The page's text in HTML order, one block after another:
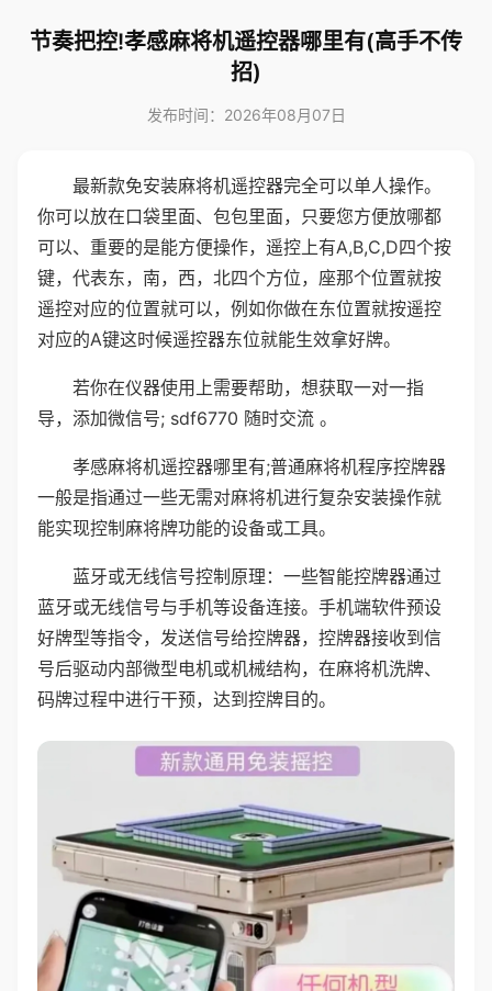
节奏把控!孝感麻将机遥控器哪里有(高手不传
招)
发布时间：2026年08月07日
最新款免安装麻将机遥控器完全可以单人操作。
你可以放在口袋里面、包包里面，只要您方便放哪都
可以、重要的是能方便操作，遥控上有A,B,C,D四个按
键，代表东，南，西，北四个方位，座那个位置就按
遥控对应的位置就可以，例如你做在东位置就按遥控
对应的A键这时候遥控器东位就能生效拿好牌。
若你在仪器使用上需要帮助，想获取一对一指
导，添加微信号; sdf6770 随时交流 。
孝感麻将机遥控器哪里有;普通麻将机程序控牌器
一般是指通过一些无需对麻将机进行复杂安装操作就
能实现控制麻将牌功能的设备或工具。
蓝牙或无线信号控制原理：一些智能控牌器通过
蓝牙或无线信号与手机等设备连接。手机端软件预设
好牌型等指令，发送信号给控牌器，控牌器接收到信
号后驱动内部微型电机或机械结构，在麻将机洗牌、
码牌过程中进行干预，达到控牌目的。